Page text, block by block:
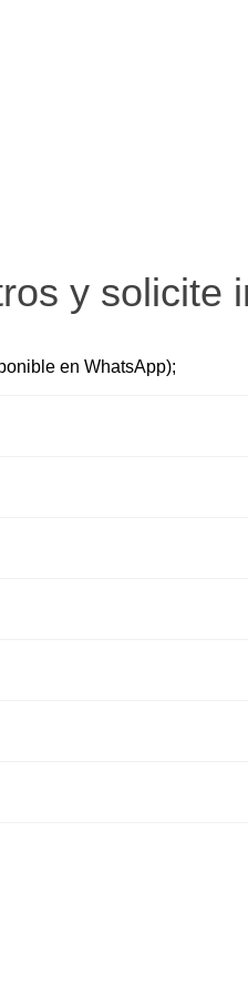
y solicite
en WhatsApp);